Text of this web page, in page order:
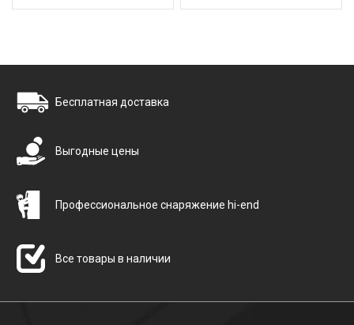
Бесплатная доставка
Выгодные цены
Профессиональное снаряжение hi-end
Все товары в наличии